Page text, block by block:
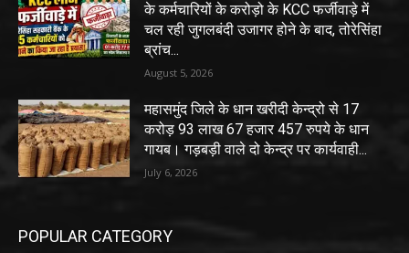
के कर्मचारियों के करोड़ो के KCC फर्जीवाड़े में
चल रही जुगलबंदी उजागर होने के बाद, तोरेसिंहा
ब्रांच...
August 5, 2026
महासमुंद जिले के धान खरीदी केन्द्रो से 17
करोड़ 93 लाख 67 हजार 457 रुपये के धान
गायब। गड़बड़ी वाले दो केन्द्र पर कार्यवाही...
July 6, 2026
POPULAR CATEGORY